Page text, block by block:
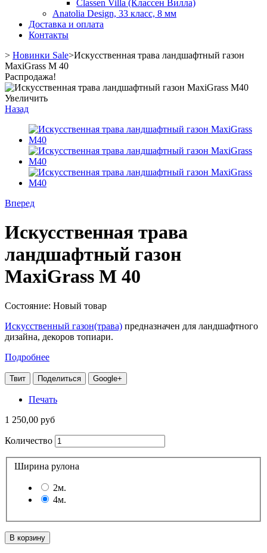
Classen Villa (Классен Вилла)
Anatolia Design, 33 класс, 8 мм
Доставка и оплата
Контакты
> Новинки Sale>Искусственная трава ландшафтный газон
MaxiGrass M 40
Распродажа!
Увеличить
Назад
Вперед
Искусственная трава
ландшафтный газон
MaxiGrass M 40
Состояние: Новый товар
Искусственный газон(трава) предназначен для ландшафтного
дизайна, декоров топиари.
Подробнее
Твит Поделиться Google+
Печать
1 250,00 руб
Количество
Ширина рулона
2м.
4м.
В корзину